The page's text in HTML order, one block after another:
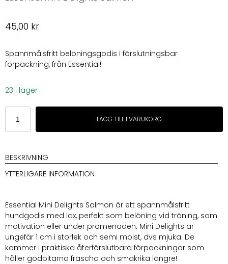
45,00 kr
Spannmålsfritt belöningsgodis i förslutningsbar
förpackning, från Essential!
23 i lager
Essential
Mini
Delights
mängd
LÄGG TILL I VARUKORG
BESKRIVNING
YTTERLIGARE INFORMATION
Essential Mini Delights Salmon är ett spannmålsfritt
hundgodis med lax, perfekt som belöning vid träning, som
motivation eller under promenaden. Mini Delights är
ungefär 1 cm i storlek och semi moist, dvs mjuka. De
kommer i praktiska återförslutbara förpackningar som
håller godbitarna fräscha och smakrika längre!